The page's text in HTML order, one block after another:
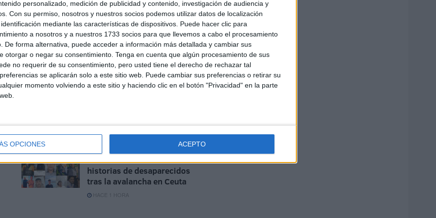
personalizado, medición de publicidad y contenido, investigación de audiencia y
Con su permiso, nosotros y nuestros socios podemos utilizar datos de localización
mediante las características de dispositivos. Puede hacer clic para
a nosotros y a nuestros 1733 socios para que llevemos a cabo el procesamiento
De forma alternativa, puede acceder a información más detallada y cambiar sus
otorgar o negar su consentimiento. Tenga en cuenta que algún procesamiento de sus
no requerir de su consentimiento, pero usted tiene el derecho de rechazar tal
se aplicarán solo a este sitio web. Puede cambiar sus preferencias o retirar su
momento volviendo a este sitio y haciendo clic en el botón "Privacidad" en la parte
OPCIONES ACEPTO
El Ingreso Mínimo Vital llega
a 3.221 hogares y 13.005
personas en Ceuta en julio
HACE 18 MINUTOS
Entre la rutina y el miedo:
HACE 52 MINUTOS
La lista crece: 11 nuevas
historias de desaparecidos
tras la avalancha en Ceuta
HACE 1 HORA